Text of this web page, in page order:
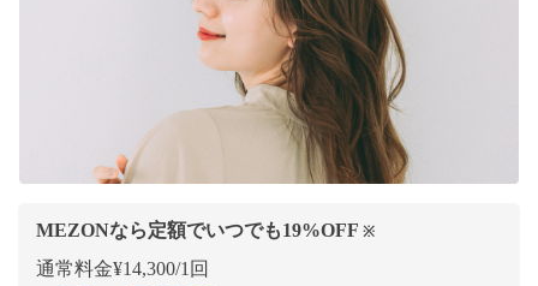
MEZONなら定額でいつでも19%OFF ※
通常料金¥14,300/1回